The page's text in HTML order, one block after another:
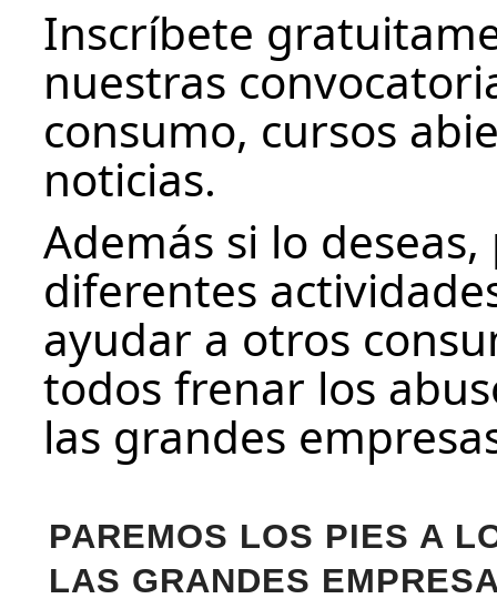
Inscríbete
nuestras
consumo, cursos
noticias.
Además si lo
diferentes
ayudar a otros
todos frenar los
las grandes
PAREMOS LOS PIES A
LAS GRANDES